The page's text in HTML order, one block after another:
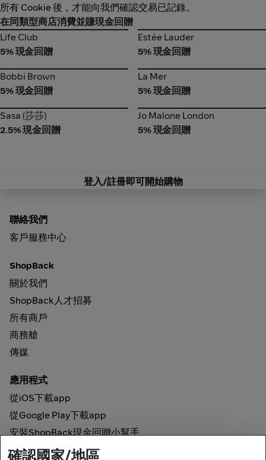
所有 Cookie 後，才能向我們確認交易已記錄。
在同類型商店消費並賺現金回贈
Life Club
Life Club
5% 現金回贈
Estée Lauder
Estée Lauder
5% 現金回贈
Bobbi Brown
Bobbi Brown
5% 現金回贈
La Mer
La Mer
5% 現金回贈
Sasa (莎莎)
Sasa (莎莎)
2.5% 現金回贈
Jo Malone London
Jo Malone London
5% 現金回贈
登入/註冊即可開始購物
聯絡我們
客戶服務中心
ShopBack
關於我們
ShopBack人才招募
所有商戶
商務艙
傳媒
應用程式
從iOS下載app
從Google Play下載app
安裝ShopBack現金回贈小幫手
確認國家/地區